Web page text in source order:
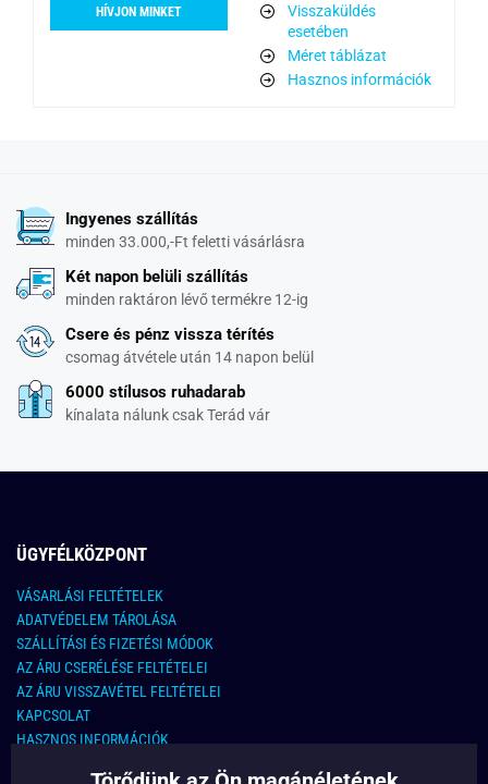
HÍVJON MINKET
Visszaküldés
esetében
Méret táblázat
Hasznos információk
Ingyenes szállítás
minden 33.000,-Ft feletti vásárlásra
Két napon belüli szállítás
minden raktáron lévő termékre 12-ig
Csere és pénz vissza térítés
csomag átvétele után 14 napon belül
6000 stílusos ruhadarab
kínalata nálunk csak Terád vár
ÜGYFÉLKÖZPONT
VÁSARLÁSI FELTÉTELEK
ADATVÉDELEM TÁROLÁSA
SZÁLLÍTÁSI ÉS FIZETÉSI MÓDOK
AZ ÁRU CSERÉLÉSE FELTÉTELEI
AZ ÁRU VISSZAVÉTEL FELTÉTELEI
KAPCSOLAT
HASZNOS INFORMÁCIÓK
KAPCSOLAT